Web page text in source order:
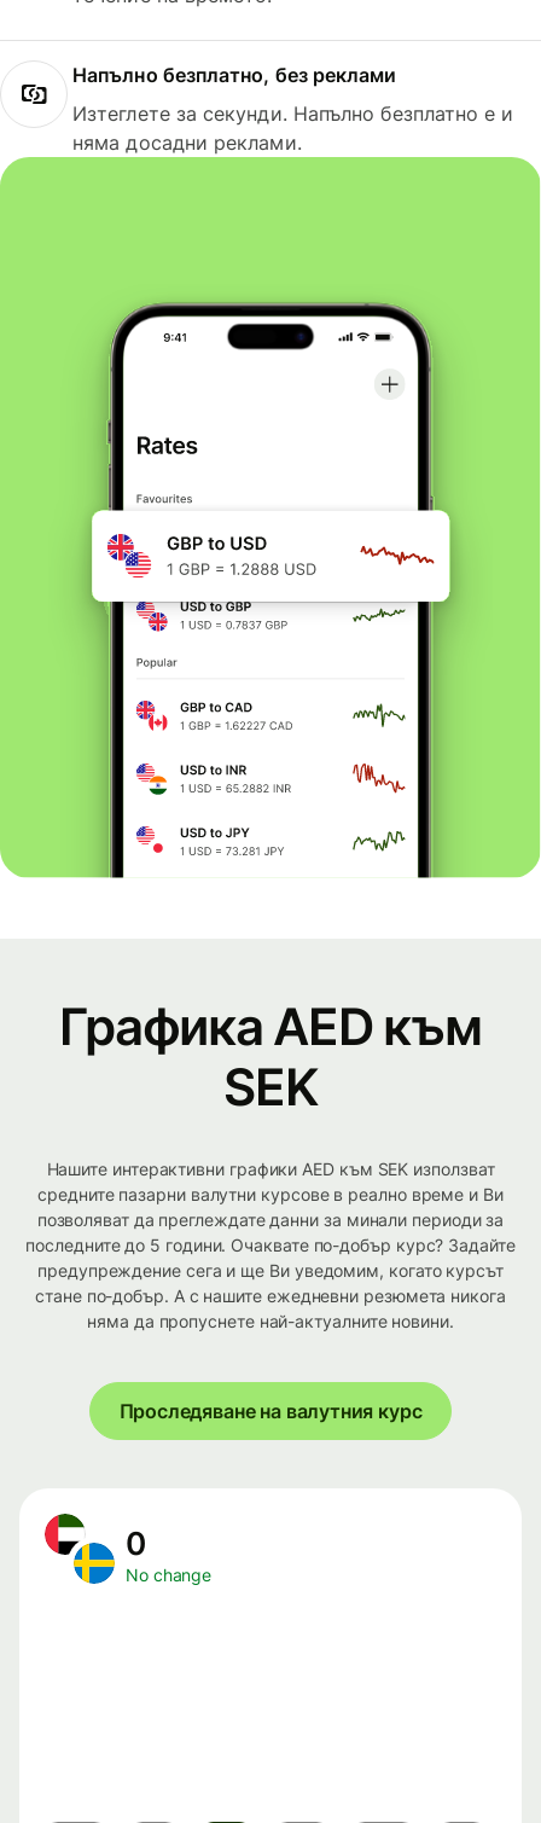
Напълно безплатно, без реклами
Изтеглете за секунди. Напълно безплатно е и
няма досадни реклами.
Графика AED към
SEK
Нашите интерактивни графики AED към SEK използват
средните пазарни валутни курсове в реално време и Ви
позволяват да преглеждате данни за минали периоди за
последните до 5 години. Очаквате по-добър курс? Задайте
предупреждение сега и ще Ви уведомим, когато курсът
стане по-добър. А с нашите ежедневни резюмета никога
няма да пропуснете най-актуалните новини.
Проследяване на валутния курс
0
No change